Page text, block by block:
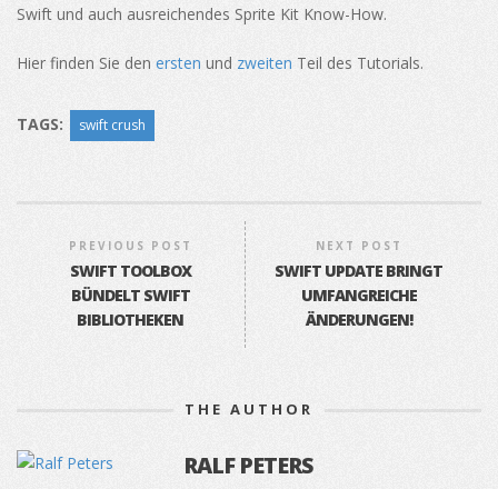
Swift und auch ausreichendes Sprite Kit Know-How.
Hier finden Sie den ersten und zweiten Teil des Tutorials.
TAGS: swift crush
PREVIOUS POST
SWIFT TOOLBOX
BÜNDELT SWIFT
BIBLIOTHEKEN
NEXT POST
SWIFT UPDATE BRINGT
UMFANGREICHE
ÄNDERUNGEN!
THE AUTHOR
RALF PETERS